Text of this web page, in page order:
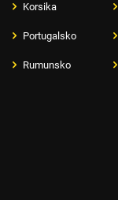
Korsika
Portugalsko
Rumunsko